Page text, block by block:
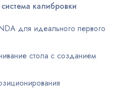
калибровки
для идеального первого
стола с созданием